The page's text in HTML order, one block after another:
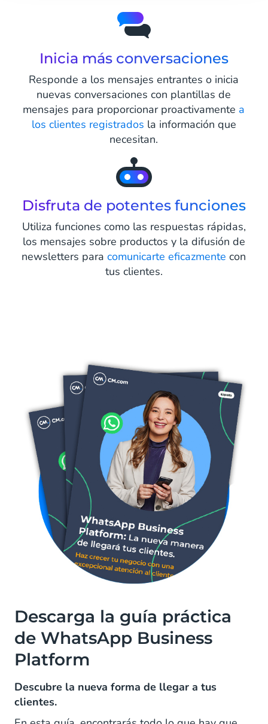
Inicia más conversaciones
Responde a los mensajes entrantes o inicia
nuevas conversaciones con plantillas de
mensajes para proporcionar proactivamente a
los clientes registrados la información que
necesitan.
Disfruta de potentes funciones
Utiliza funciones como las respuestas rápidas,
los mensajes sobre productos y la difusión de
newsletters paracomunicarte eficazmente con
tus clientes.
Descarga la guía práctica
de WhatsApp Business
Platform
Descubre la nueva forma de llegar a tus
clientes.